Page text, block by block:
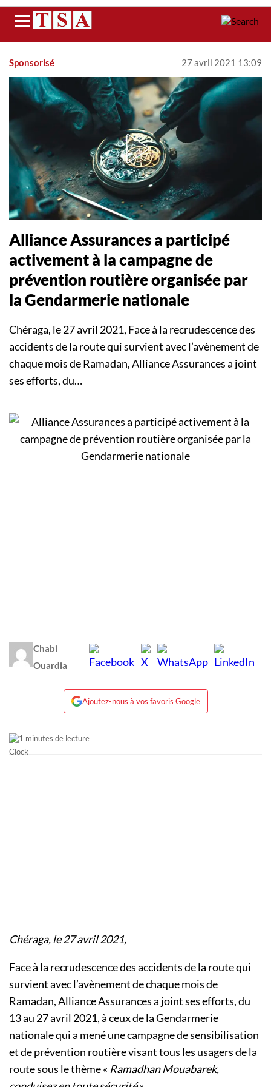
Menu
Sponsorisé 27 avril 2021 13:09
Alliance Assurances a participé
activement à la campagne de
prévention routière organisée par
la Gendarmerie nationale
Chéraga, le 27 avril 2021, Face à la recrudescence des
accidents de la route qui survient avec l’avènement de
chaque mois de Ramadan, Alliance Assurances a joint
ses efforts, du…
Chabi
Ouardia
Ajoutez-nous à vos favoris Google
1 minutes de lecture
Chéraga, le 27 avril 2021,
Face à la recrudescence des accidents de la route qui
survient avec l’avènement de chaque mois de
Ramadan, Alliance Assurances a joint ses efforts, du
13 au 27 avril 2021, à ceux de la Gendarmerie
nationale qui a mené une campagne de sensibilisation
et de prévention routière visant tous les usagers de la
route sous le thème « Ramadhan Mouabarek,